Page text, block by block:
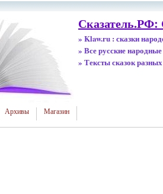
Сказатель.РФ:
» Klaw.ru : сказки
» Все русские народные
» Тексты сказок
Архивы Магазин